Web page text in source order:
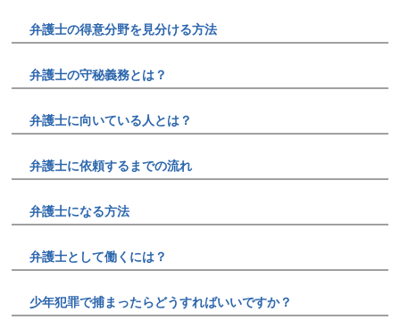
弁護士の得意分野を見分ける方法
弁護士の守秘義務とは？
弁護士に向いている人とは？
弁護士に依頼するまでの流れ
弁護士になる方法
弁護士として働くには？
少年犯罪で捕まったらどうすればいいですか？